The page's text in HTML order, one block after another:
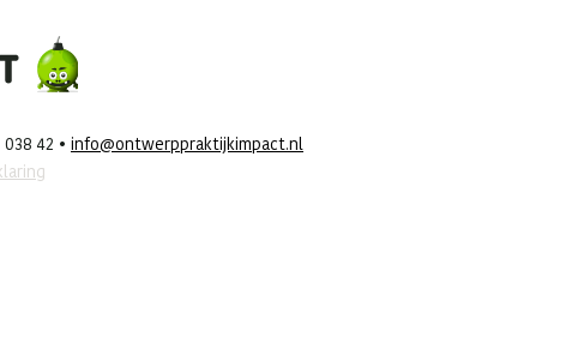
42 • info@ontwerppraktijkimpact.nl